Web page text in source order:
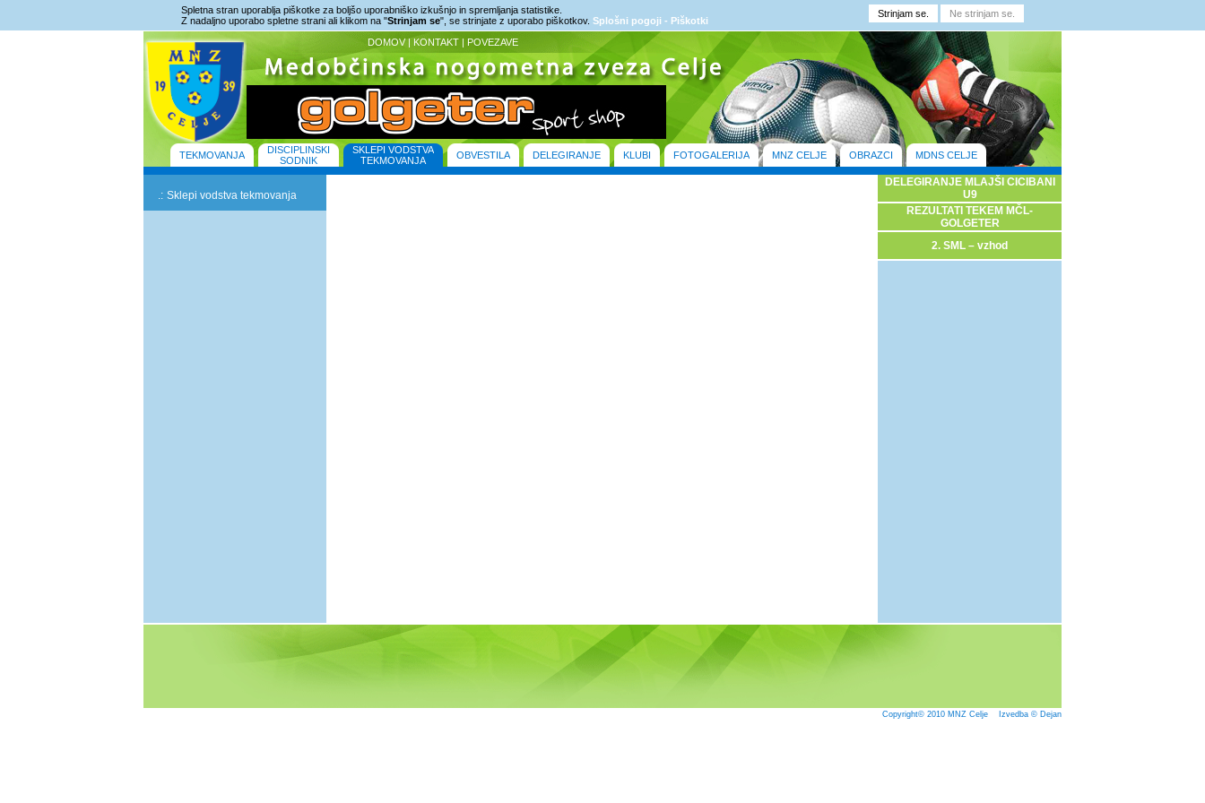
Spletna stran uporablja piškotke za boljšo uporabniško izkušnjo in spremljanja statistike.
Z nadaljno uporabo spletne strani ali klikom na "Strinjam se", se strinjate z uporabo piškotkov. Splošni pogoji - Piškotki
DOMOV | KONTAKT | POVEZAVE
TEKMOVANJA
DISCIPLINSKI
SODNIK
SKLEPI VODSTVA
TEKMOVANJA
OBVESTILA DELEGIRANJE KLUBI FOTOGALERIJA MNZ CELJE OBRAZCI MDNS CELJE
.: Sklepi vodstva tekmovanja
DELEGIRANJE MLAJŠI CICIBANI
U9
REZULTATI TEKEM MČL-
GOLGETER
2. SML – vzhod
Copyright© 2010 MNZ Celje Izvedba © Dejan